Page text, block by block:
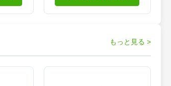
もっと見る >